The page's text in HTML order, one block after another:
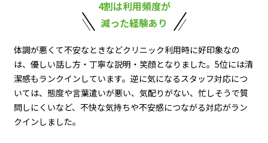
4割は利用頻度が
減った経験あり
体調が悪くて不安なときなどクリニック利用時に好印象なの
は、優しい話し方・丁寧な説明・笑顔となりました。5位には清
潔感もランクインしています。逆に気になるスタッフ対応につ
いては、態度や言葉遣いが悪い、気配りがない、忙しそうで質
問しにくいなど、不快な気持ちや不安感につながる対応がラン
クインしました。